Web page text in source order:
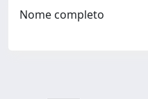
Nome completo